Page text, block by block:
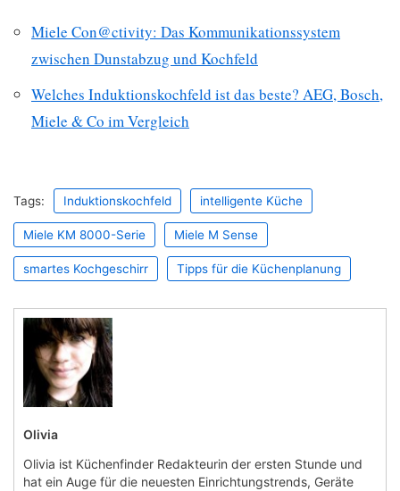
Miele Con@ctivity: Das Kommunikationssystem
zwischen Dunstabzug und Kochfeld
Welches Induktionskochfeld ist das beste? AEG, Bosch,
Miele & Co im Vergleich
Tags: Induktionskochfeld intelligente Küche
Miele KM 8000-Serie Miele M Sense
smartes Kochgeschirr Tipps für die Küchenplanung
Olivia
Olivia ist Küchenfinder Redakteurin der ersten Stunde und
hat ein Auge für die neuesten Einrichtungstrends, Geräte